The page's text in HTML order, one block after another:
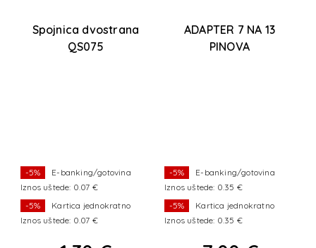
Spojnica dvostrana
QS075
-5%
E-banking/gotovina
Iznos uštede: 0.07 €
-5%
Kartica jednokratno
Iznos uštede: 0.07 €
ADAPTER 7 NA 13
PINOVA
-5%
E-banking/gotovina
Iznos uštede: 0.35 €
-5%
Kartica jednokratno
Iznos uštede: 0.35 €